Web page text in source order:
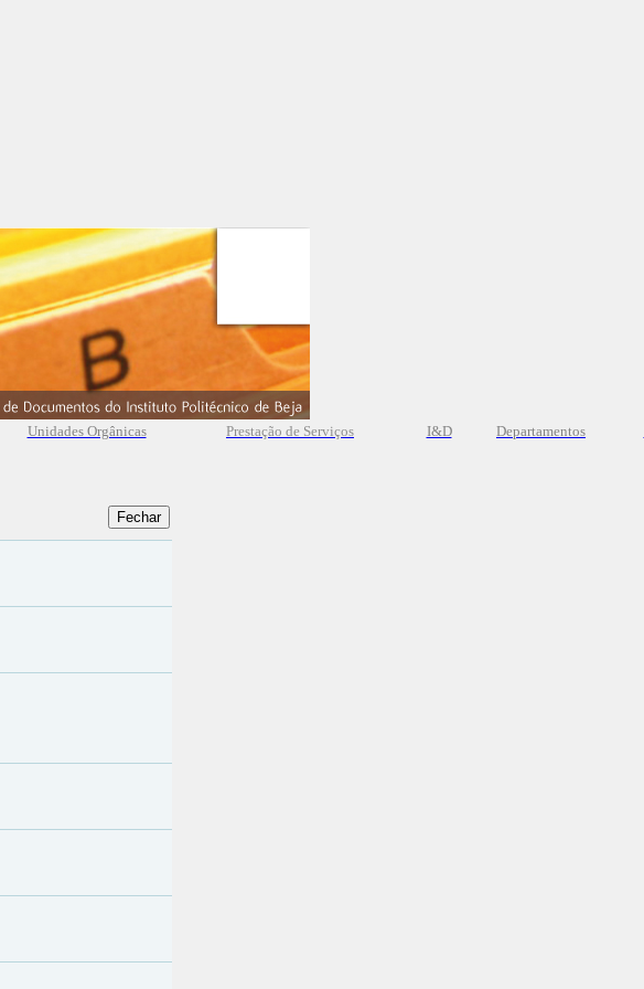
Unidades Orgânicas Prestação de Serviços I&D Departamentos